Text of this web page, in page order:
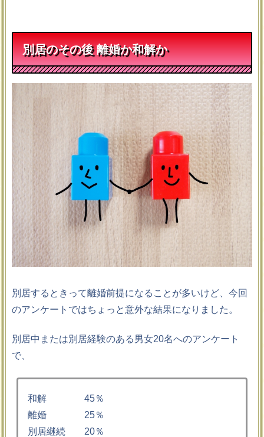
別居のその後 離婚か和解か
別居するときって離婚前提になることが多いけど、今回
のアンケートではちょっと意外な結果になりました。
別居中または別居経験のある男女20名へのアンケート
で、
和解 45％
離婚 25％
別居継続 20％